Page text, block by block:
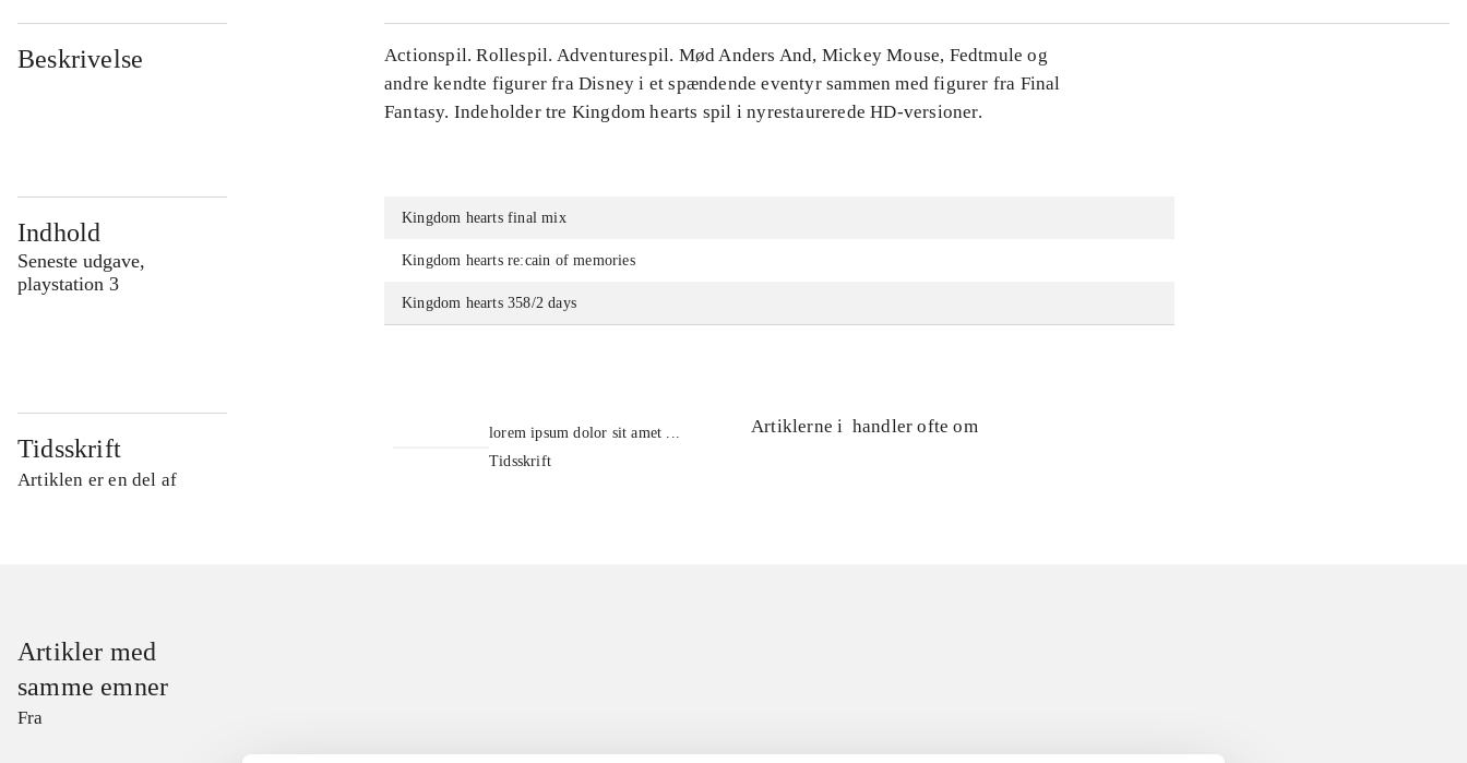
Beskrivelse
Actionspil. Rollespil. Adventurespil. Mød Anders And, Mickey Mouse, Fedtmule og
andre kendte figurer fra Disney i et spændende eventyr sammen med figurer fra Final
Fantasy. Indeholder tre Kingdom hearts spil i nyrestaurerede HD-versioner.
Indhold
Seneste udgave,
playstation 3
Kingdom hearts final mix
Kingdom hearts re:cain of memories
Kingdom hearts 358/2 days
Tidsskrift
Artiklen er en del af
lorem ipsum dolor sit amet ...
Tidsskrift
Artiklerne i handler ofte om
Artikler med
samme emner
Fra